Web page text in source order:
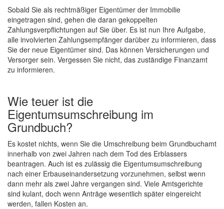
Sobald Sie als rechtmäßiger Eigentümer der Immobilie
eingetragen sind, gehen die daran gekoppelten
Zahlungsverpflichtungen auf Sie über. Es ist nun Ihre Aufgabe,
alle involvierten Zahlungsempfänger darüber zu informieren, dass
Sie der neue Eigentümer sind. Das können Versicherungen und
Versorger sein. Vergessen Sie nicht, das zuständige Finanzamt
zu informieren.
Wie teuer ist die
Eigentumsumschreibung im
Grundbuch?
Es kostet nichts, wenn Sie die Umschreibung beim Grundbuchamt
innerhalb von zwei Jahren nach dem Tod des Erblassers
beantragen. Auch ist es zulässig die Eigentumsumschreibung
nach einer Erbauseinandersetzung vorzunehmen, selbst wenn
dann mehr als zwei Jahre vergangen sind. Viele Amtsgerichte
sind kulant, doch wenn Anträge wesentlich später eingereicht
werden, fallen Kosten an.